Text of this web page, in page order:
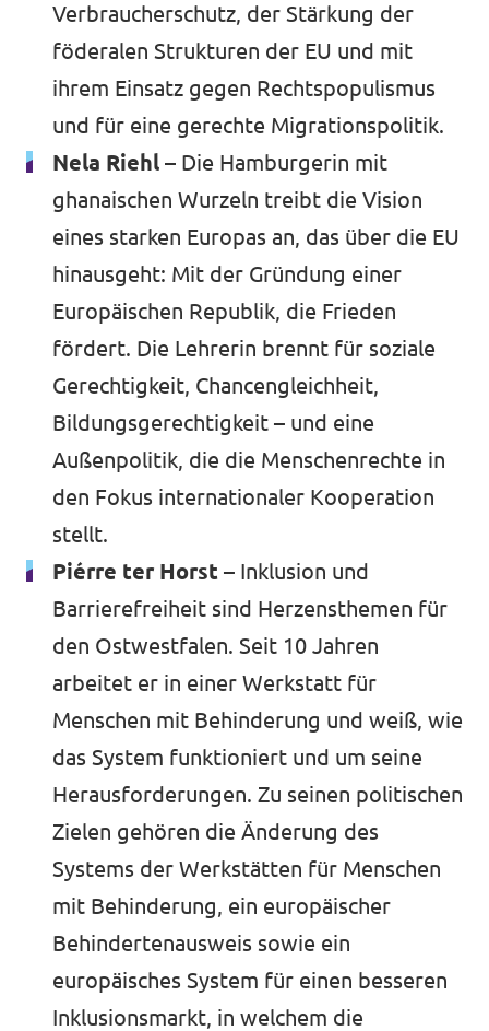
Verbraucherschutz, der Stärkung der
föderalen Strukturen der EU und mit
ihrem Einsatz gegen Rechtspopulismus
und für eine gerechte Migrationspolitik.
Nela Riehl – Die Hamburgerin mit
ghanaischen Wurzeln treibt die Vision
eines starken Europas an, das über die EU
hinausgeht: Mit der Gründung einer
Europäischen Republik, die Frieden
fördert. Die Lehrerin brennt für soziale
Gerechtigkeit, Chancengleichheit,
Bildungsgerechtigkeit – und eine
Außenpolitik, die die Menschenrechte in
den Fokus internationaler Kooperation
stellt.
Piérre ter Horst – Inklusion und
Barrierefreiheit sind Herzensthemen für
den Ostwestfalen. Seit 10 Jahren
arbeitet er in einer Werkstatt für
Menschen mit Behinderung und weiß, wie
das System funktioniert und um seine
Herausforderungen. Zu seinen politischen
Zielen gehören die Änderung des
Systems der Werkstätten für Menschen
mit Behinderung, ein europäischer
Behindertenausweis sowie ein
europäisches System für einen besseren
Inklusionsmarkt, in welchem die